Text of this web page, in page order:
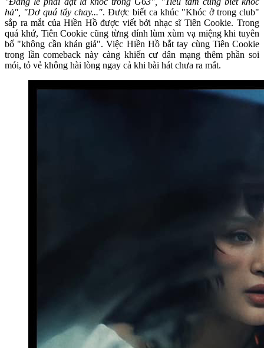
hả", "Dơ quá tẩy chay...". Được biết ca khúc "Khóc ở trong club"
sắp ra mắt của Hiền Hồ được viết bởi nhạc sĩ Tiên Cookie. Trong
quá khứ, Tiên Cookie cũng từng dính lùm xùm vạ miệng khi tuyên
bố "không cần khán giả". Việc Hiền Hồ bắt tay cùng Tiên Cookie
trong lần comeback này càng khiến cư dân mạng thêm phần soi
mói, tỏ vẻ không hài lòng ngay cả khi bài hát chưa ra mắt.